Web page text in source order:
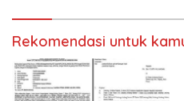
Rekomendasi untuk